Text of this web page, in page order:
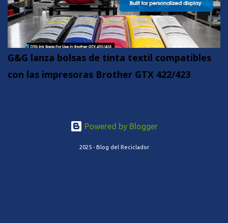
G&G lanza bolsas de tinta textil compatibles
con las impresoras Brother GTX 422/423
Powered by Blogger
2025 - Blog del Reciclador